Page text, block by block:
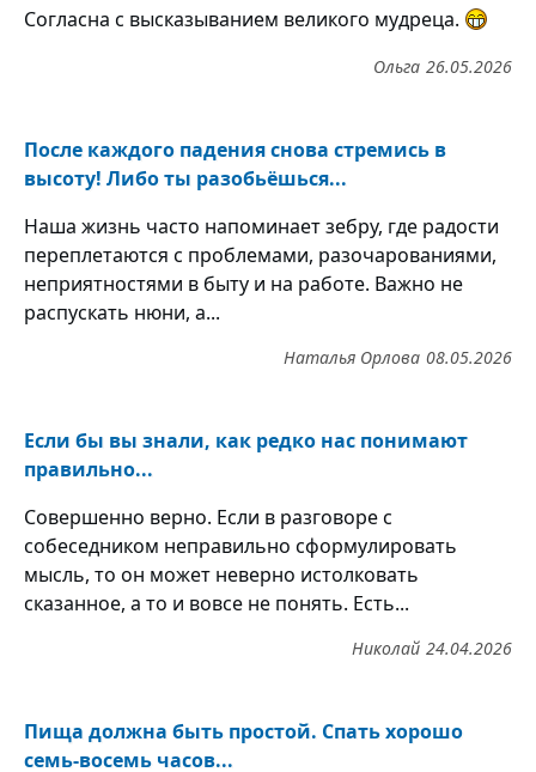
Согласна с высказыванием великого мудреца.
26.05.2026
Ольга
После каждого падения снова стремись в
высоту! Либо ты разобьёшься...
Наша жизнь часто напоминает зебру, где радости
переплетаются с проблемами, разочарованиями,
неприятностями в быту и на работе. Важно не
распускать нюни, а...
08.05.2026
Наталья Орлова
Если бы вы знали, как редко нас понимают
правильно...
Совершенно верно. Если в разговоре с
собеседником неправильно сформулировать
мысль, то он может неверно истолковать
сказанное, а то и вовсе не понять. Есть...
24.04.2026
Николай
Пища должна быть простой. Спать хорошо
семь-восемь часов...